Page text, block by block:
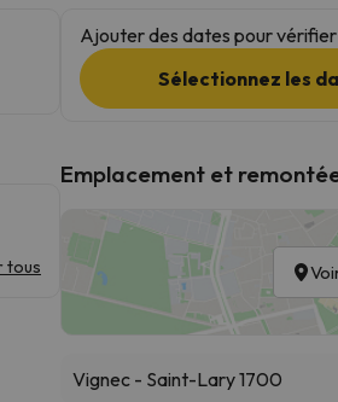
tous
Ajouter des dates pour
Sélectionnez les
Emplacement et
Vignec - Saint-Lary 1700